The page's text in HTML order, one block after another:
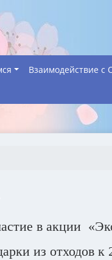
Взаимодействие с
в акции
из отходов к